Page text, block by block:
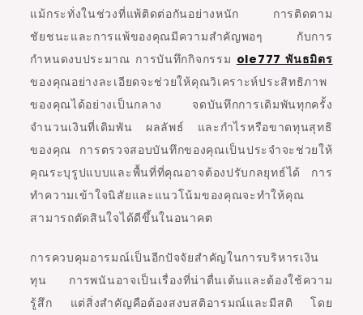
แม้กระทั่งในช่วงที่แพ้ติดต่อกันอย่างหนัก การติดตาม
ชัยชนะและการแพ้ของคุณมีความสำคัญพอๆ กับการ
กำหนดงบประมาณ การบันทึกกิจกรรม ole777 พันธมิตร
ของคุณอย่างละเอียดจะช่วยให้คุณวิเคราะห์ประสิทธิภาพ
ของคุณได้อย่างเป็นกลาง จดบันทึกการเดิมพันทุกครั้ง
จำนวนเงินที่เดิมพัน ผลลัพธ์ และกำไรหรือขาดทุนสุทธิ
ของคุณ การตรวจสอบบันทึกของคุณเป็นประจำจะช่วยให้
คุณระบุรูปแบบและพื้นที่ที่คุณอาจต้องปรับกลยุทธ์ได้ การ
ทำความเข้าใจนิสัยและแนวโน้มของคุณจะทำให้คุณ
สามารถตัดสินใจได้ดีขึ้นในอนาคต
การควบคุมอารมณ์เป็นอีกปัจจัยสำคัญในการบริหารเงิน
ทุน การพนันอาจเป็นเรื่องที่น่าตื่นเต้นและต้องใช้ความ
รู้สึก แต่สิ่งสำคัญคือต้องสงบสติอารมณ์และมีสติ โดย